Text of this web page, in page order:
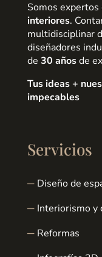
Somos expertos
interiores.
multidisciplinar
diseñadores
de 30 añosde
Tus ideas +
impecables
Servicios
Diseño de
Interiorismo y
Reformas